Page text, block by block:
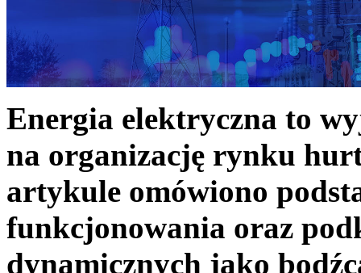
Energia elektryczna to
na organizację rynku
artykule omówiono
funkcjonowania oraz
dynamicznych jako